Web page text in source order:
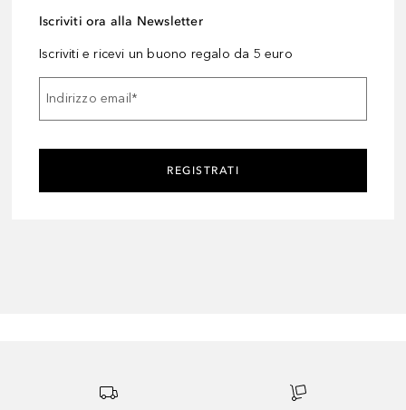
Iscriviti ora alla Newsletter
Iscriviti e ricevi un buono regalo da 5 euro
Indirizzo email*
REGISTRATI